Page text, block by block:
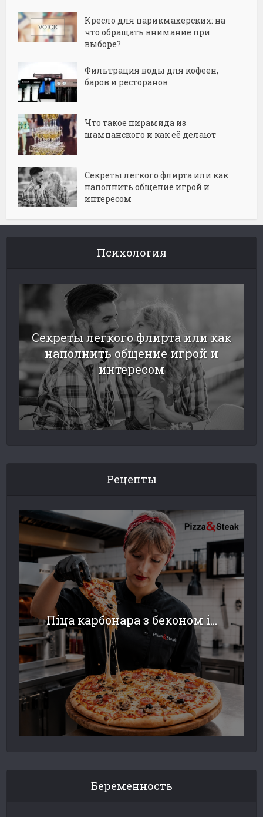
Кресло для парикмахерских: на
что обращать внимание при
выборе?
Фильтрация воды для кофеен,
баров и ресторанов
Что такое пирамида из
шампанского и как её делают
Секреты легкого флирта или как
наполнить общение игрой и
интересом
Психология
Секреты легкого флирта или как
наполнить общение игрой и
интересом
Рецепты
Піца карбонара з беконом і...
Беременность